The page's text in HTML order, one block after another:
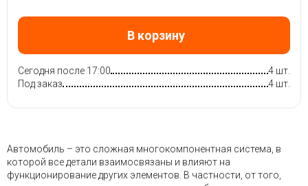
В корзину
Сегодня после 17:00
4 шт.
Под заказ
4 шт.
Автомобиль – это сложная многокомпонентная система, в
которой все детали взаимосвязаны и влияют на
функционирование других элементов. В частности, от того,